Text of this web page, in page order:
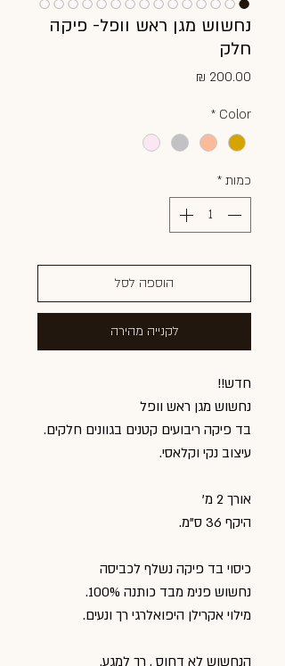
נחשוש מגן ראש וופל- פיקה
חלק
Color
*
כמות *
הוספה לסל
לקנייה מהירה
חדש!!
נחשוש מגן ראש וופל
בד פיקה ריבועים קטנים בגוונים חלקים.
עיצוב נקי וקלאסי.
אורך 2 מ'
היקף 36 ס"מ.
כיסוי בד פיקה נשלף לכביסה
נחשוש פנימ מבד כותנה 100%.
מילוי אקרילן היפואלרגי רך ונעים.
הנחשוש לא דחוס , רך למגע.